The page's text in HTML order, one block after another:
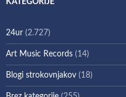
KATEGORIJE
24ur (2.727)
Art Music Records (14)
Blogi strokovnjakov (18)